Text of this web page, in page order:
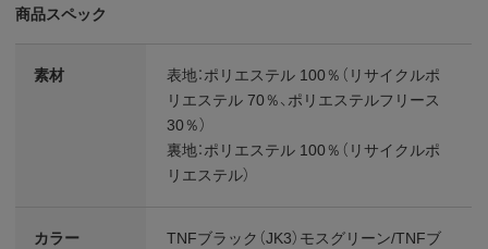
商品スペック
素材
表地：ポリエステル 100％（リサイクルポ
リエステル 70％、ポリエステルフリース
30％）
裏地：ポリエステル 100％（リサイクルポ
リエステル）
カラー
TNFブラック（JK3）モスグリーン/TNFブ